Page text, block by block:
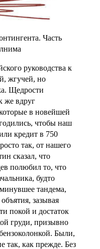
Часть
руководства к
жгучей, но
Щедрости
же вдруг
в новейшей
чтобы наш
кредит в 750
так, от нашего
сказал, что
полюбил то, что
будто
тандема,
зазывая
покой и достаток
груди, призывно
Были,
так, как прежде. Без